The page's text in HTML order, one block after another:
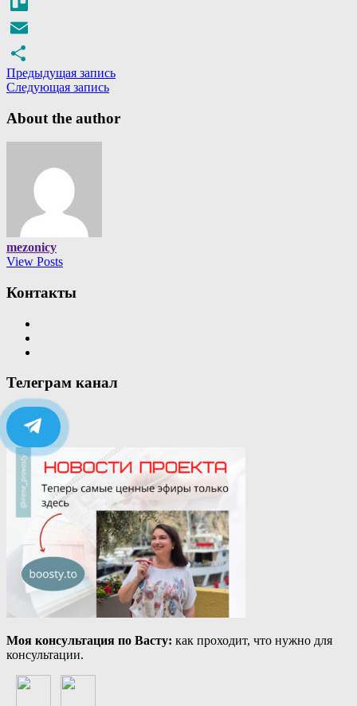
Trello
Email
Отправить
Предыдущая запись
Следующая запись
About the author
mezonicy
View Posts
Контакты
Телеграм канал
Моя консультация по Васту: как проходит, что нужно для
консультации.